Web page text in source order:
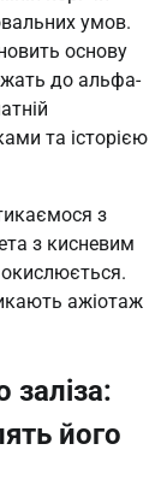
умов.
основу
до альфа-
та історією
з
з кисневим
ажіотаж
його